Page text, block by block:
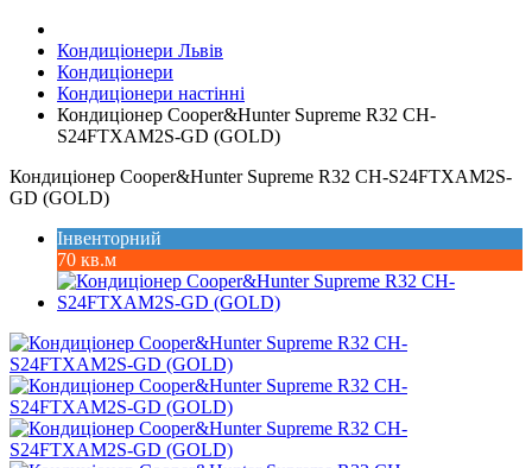
Кондиціонери Львів
Кондиціонери
Кондиціонери настінні
Кондиціонер Cooper&Hunter Supreme R32 CH-
S24FTXAM2S-GD (GOLD)
Кондиціонер Cooper&Hunter Supreme R32 CH-S24FTXAM2S-
GD (GOLD)
Інвенторний
70 кв.м